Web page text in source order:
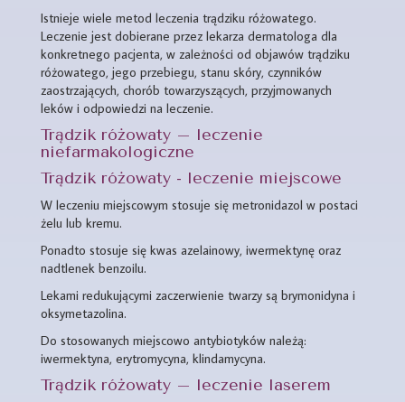
Istnieje wiele metod leczenia trądziku różowatego.
Leczenie jest dobierane przez lekarza dermatologa dla
konkretnego pacjenta, w zależności od objawów trądziku
różowatego, jego przebiegu, stanu skóry, czynników
zaostrzających, chorób towarzyszących, przyjmowanych
leków i odpowiedzi na leczenie.
Trądzik różowaty – leczenie
niefarmakologiczne
Trądzik różowaty - leczenie miejscowe
W leczeniu miejscowym stosuje się metronidazol w postaci
żelu lub kremu.
Ponadto stosuje się kwas azelainowy, iwermektynę oraz
nadtlenek benzoilu.
Lekami redukującymi zaczerwienie twarzy są brymonidyna i
oksymetazolina.
Do stosowanych miejscowo antybiotyków należą:
iwermektyna, erytromycyna, klindamycyna.
Trądzik różowaty – leczenie laserem